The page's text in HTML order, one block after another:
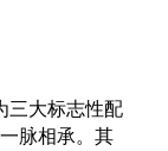
三大标志性配
脉相承。其